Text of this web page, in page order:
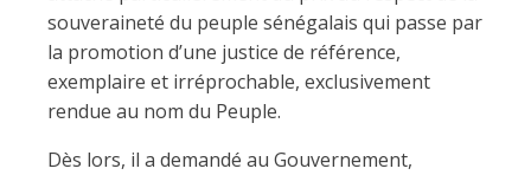
souveraineté du peuple sénégalais qui passe par
la promotion d’une justice de référence,
exemplaire et irréprochable, exclusivement
rendue au nom du Peuple.
Dès lors, il a demandé au Gouvernement,